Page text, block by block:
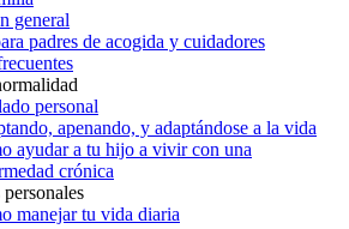
general
padres de acogida y cuidadores
personal
apenando, y adaptándose a la vida
ayudar a tu hijo a vivir con una
crónica
manejar tu vida diaria